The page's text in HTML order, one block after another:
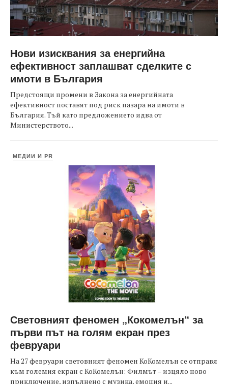
Нови изисквания за енергийна
ефективност заплашват сделките с
имоти в България
Предстоящи промени в Закона за енергийната
ефективност поставят под риск пазара на имоти в
България. Тъй като предложението идва от
Министерството...
МЕДИИ И PR
Световният феномен „Кокомелън“ за
първи път на голям екран през
февруари
На 27 февруари световният феномен КоКомелън се отправя
към големия екран с КоКомелън: Филмът – изцяло ново
приключение, изпълнено с музика, емоция и...